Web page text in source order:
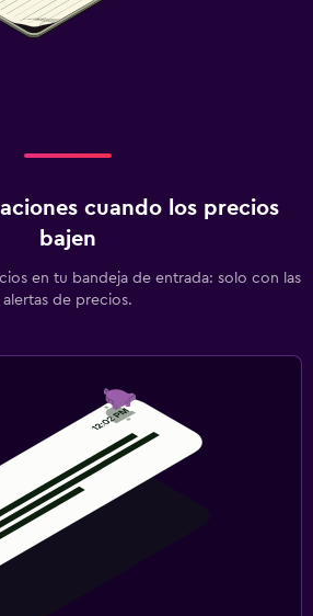
cuando los precios
bajen
en tu bandeja de entrada: solo con las
alertas de precios.